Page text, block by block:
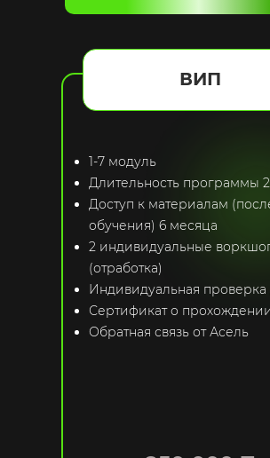
1-7 модуль
Длительность программы
Доступ к материалам
обучения) 6 месяца
2 индивидуальные
(отработка)
Индивидуальная проверка
Сертификат о
Обратная связь от Асель
ВИП